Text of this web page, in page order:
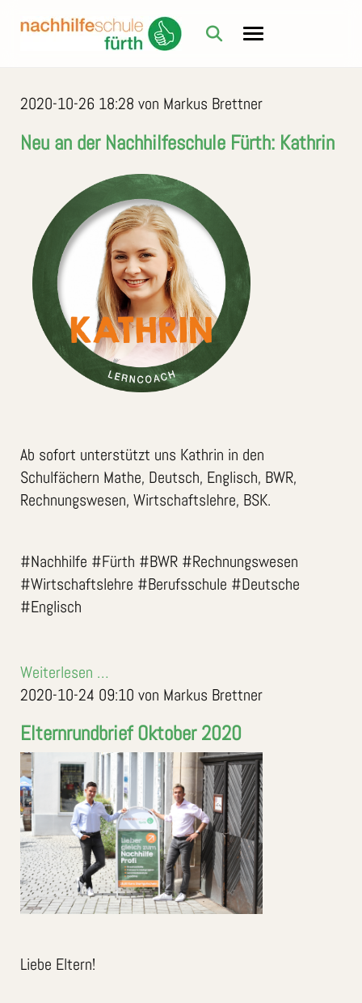
2020-10-26 18:28 von Markus Brettner
Neu an der Nachhilfeschule Fürth: Kathrin
Ab sofort unterstützt uns Kathrin in den
Schulfächern Mathe, Deutsch, Englisch, BWR,
Rechnungswesen, Wirtschaftslehre, BSK.
#Nachhilfe #Fürth #BWR #Rechnungswesen
#Wirtschaftslehre #Berufsschule #Deutsche
#Englisch
Weiterlesen …
2020-10-24 09:10 von Markus Brettner
Elternrundbrief Oktober 2020
Liebe Eltern!